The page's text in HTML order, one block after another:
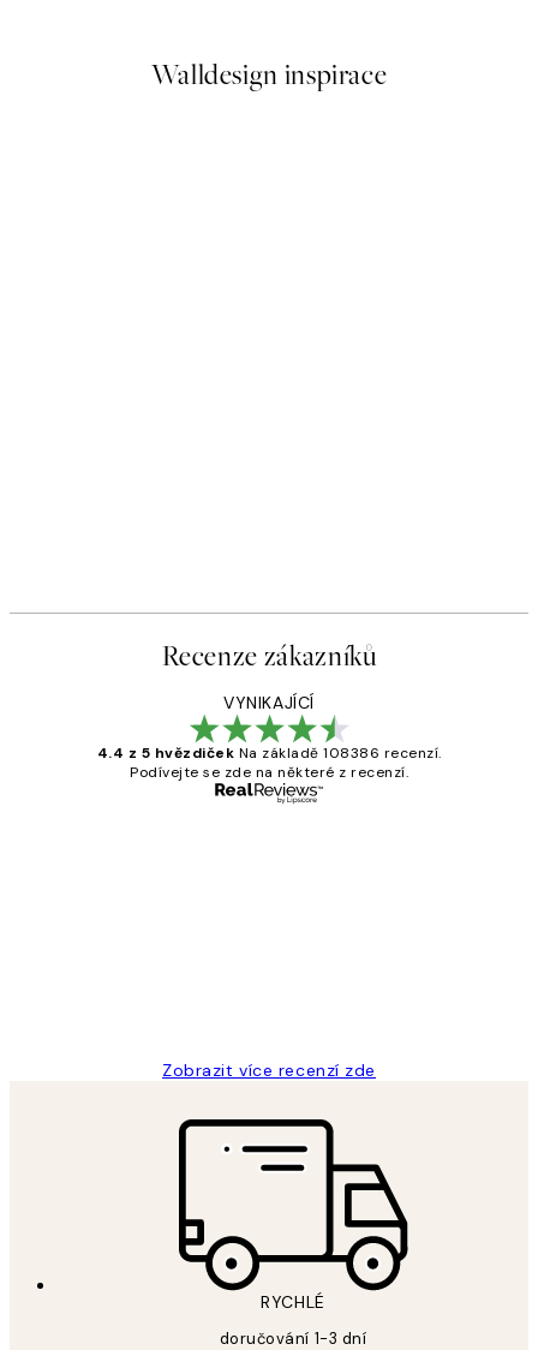
Walldesign inspirace
Recenze zákazníků
VYNIKAJÍCÍ
4.4 z 5 hvězdiček Na základě 108386 recenzí.
Podívejte se zde na některé z recenzí.
Zobrazit více recenzí zde
RYCHLÉ
doručování 1-3 dní